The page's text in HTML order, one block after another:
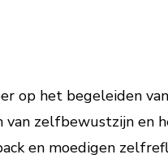
op het begeleiden
zelfbewustzijn en
en moedigen